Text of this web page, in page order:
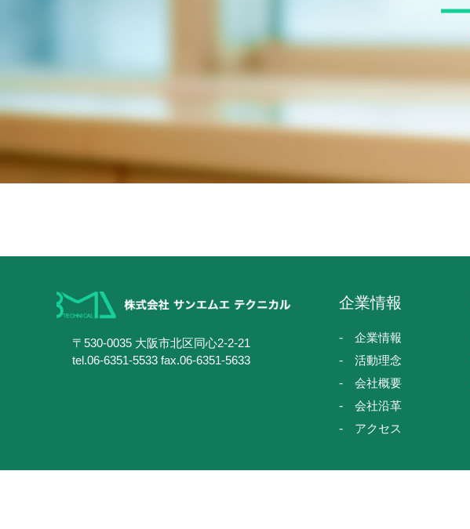
〒530-0035 大阪市北区同心2-2-21
tel.06-6351-5533 fax.06-6351-5633
企業情報
企業情報
活動理念
会社概要
会社沿革
アクセス